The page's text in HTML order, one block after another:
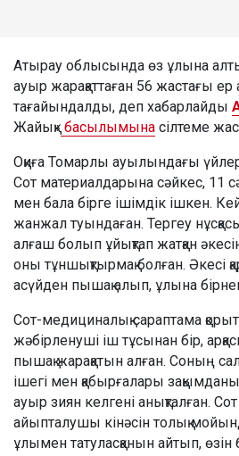
Атырау облысында өз ұлына
ауыр жарақаттаған 56 жастағы
тағайындалды, деп хабарлайды
Жайық»басылымына сілтеме
Оқиға Томарлы ауылындағы
Сот материалдарына сәйкес, 11
мен бала бірге ішімдік ішкен.
жанжал туындаған. Тергеу
алғаш болып ұйықтап жатқан
оны тұншықтырмақ болған. Әкесі
асүйден пышақ алып, ұлына
Сот-медициналық сараптама
жәбірленуші іш тұсынан бір,
пышақ жарақатын алған. Соның
ішегі мен қабырғалары
ауыр зиян келгені анықталған.
айыпталушы кінәсін толық
ұлымен татуласқанын айтып,